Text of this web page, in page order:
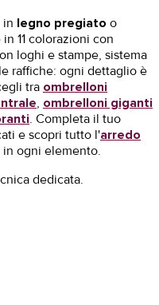
in legno pregiato o
11 colorazioni con
loghi e stampe, sistema
raffiche: ogni dettaglio è
tra ombrelloni
ombrelloni giganti
. Completa il tuo
e scopri tutto l'arredo
ogni elemento.
dedicata.